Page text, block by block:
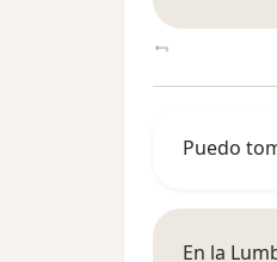
Puedo
En la